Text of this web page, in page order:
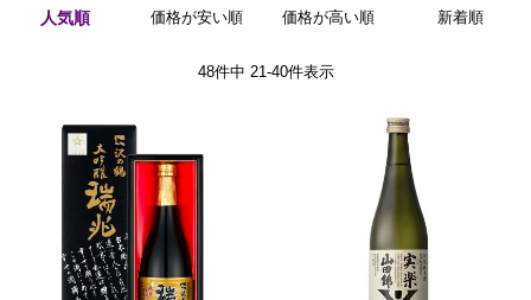
人気順 価格が安い順 価格が高い順 新着順
48件中 21 -40件表示